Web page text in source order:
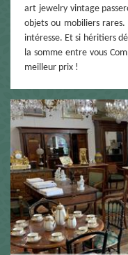
art jewelry vintage
objets ou mobiliers
intéresse. Et si héritiers
la somme entre vous
meilleur prix !